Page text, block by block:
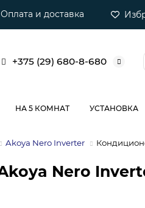
Оплата и доставка
+375 (29) 680-8-680
НА 5 КОМНАТ УСТАНОВКА
Akoya Nero Inverter
Nero